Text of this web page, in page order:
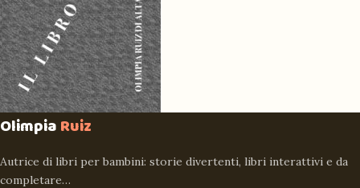
OlimpiaRuiz
Autrice di libri per bambini: storie divertenti, libri interattivi e da
completare…